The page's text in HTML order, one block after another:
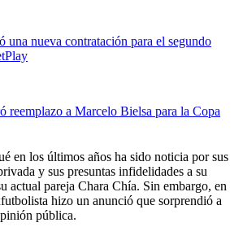
una nueva contratación para el segundo
reemplazo a Marcelo Bielsa para la Copa
en los últimos años ha sido noticia por sus
y sus presuntas infidelidades a su
actual pareja Chara Chía. Sin embargo, en
hizo un anunció que sorprendió a
pública.